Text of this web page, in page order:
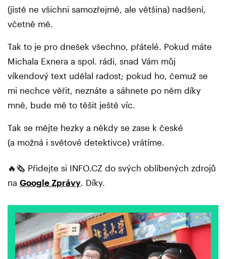
(jistě ne všichni samozřejmě, ale většina) nadšení,
včetně mě.
Tak to je pro dnešek všechno, přátelé. Pokud máte
Michala Exnera a spol. rádi, snad Vám můj
víkendový text udělal radost; pokud ho, čemuž se
mi nechce věřit, neznáte a sáhnete po něm díky
mně, bude mě to těšit ještě víc.
Tak se mějte hezky a někdy se zase k české
(a možná i světové detektivce) vrátíme.
🔥🗞️ Přidejte si INFO.CZ do svých oblíbených zdrojů
na Google Zprávy. Díky.